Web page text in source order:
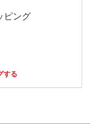
ピング
する